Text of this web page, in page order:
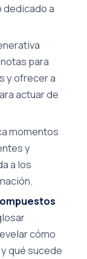
dedicado a
para
y ofrecer a
actuar de
momentos
y
a los
cómo
qué sucede